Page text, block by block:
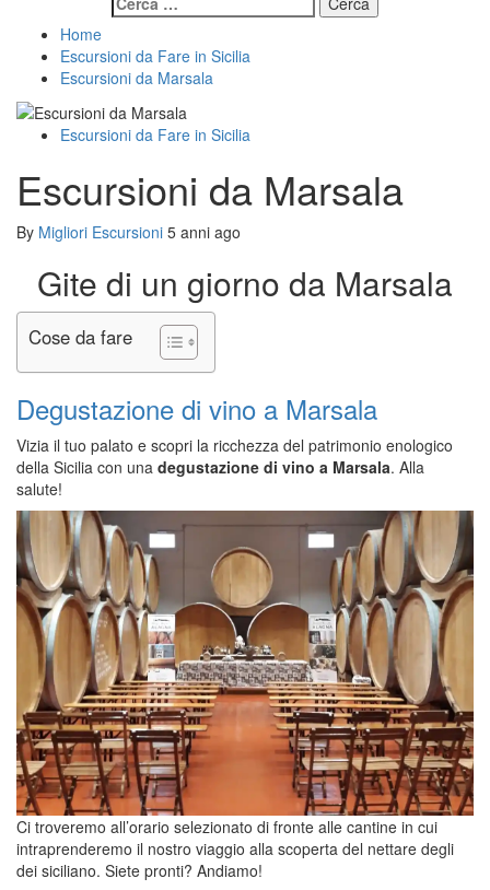
per:
Home
Escursioni da Fare in Sicilia
Escursioni da Marsala
Escursioni da Fare in Sicilia
Escursioni da Marsala
By Migliori Escursioni 5 anni ago
Gite di un giorno da Marsala
Cose da fare
Degustazione di vino a Marsala
Vizia il tuo palato e scopri la ricchezza del patrimonio enologico
della Sicilia con una degustazione di vino a Marsala. Alla
salute!
Ci troveremo all’orario selezionato di fronte alle cantine in cui
intraprenderemo il nostro viaggio alla scoperta del nettare degli
dei siciliano. Siete pronti? Andiamo!